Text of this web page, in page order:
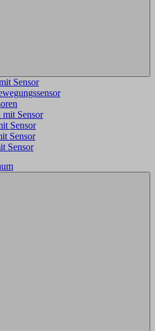
Sensor
mit Sensor
Sensor
Sensor
Sensor